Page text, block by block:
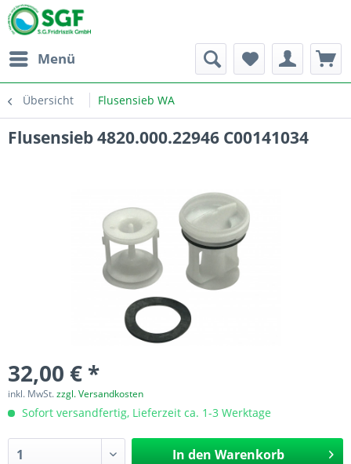
Menü
Übersicht Flusensieb WA
Flusensieb 4820.000.22946 C00141034
32,00 € *
inkl. MwSt.zzgl. Versandkosten
Sofort versandfertig, Lieferzeit ca. 1-3 Werktage
In den Warenkorb